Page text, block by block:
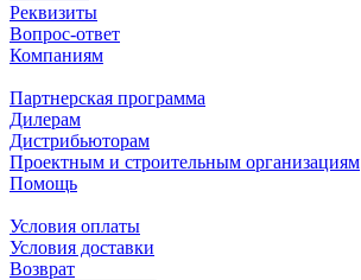
Реквизиты
Вопрос-ответ
Компаниям
Партнерская программа
Дилерам
Дистрибьюторам
Проектным и строительным организациям
Помощь
Условия оплаты
Условия доставки
Возврат